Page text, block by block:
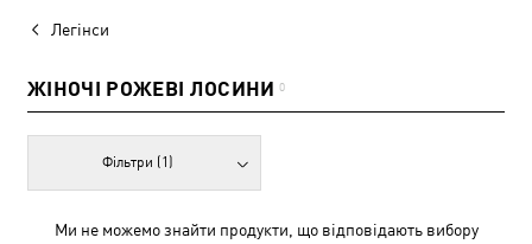
Легінси
ЖІНОЧІ РОЖЕВІ ЛОСИНИ 0
Фільтри (1)
Ми не можемо знайти продукти, що відповідають вибору